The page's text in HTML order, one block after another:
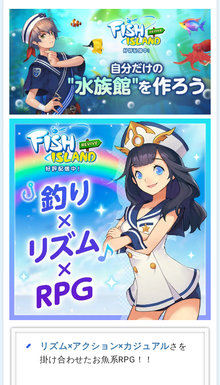
リズム×アクション×カジュアルさを
掛け合わせたお魚系RPG！！